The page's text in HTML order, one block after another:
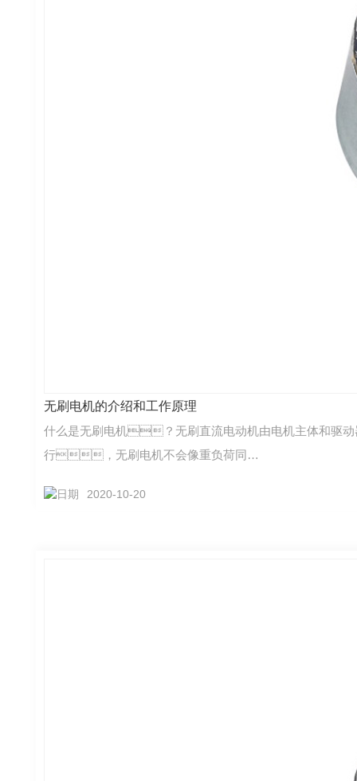
无刷电机的介绍和工作原理
什么是无刷电机？无刷直流电动机由电机主体和驱
行，无刷电机不会像重负荷同…
2020-10-20